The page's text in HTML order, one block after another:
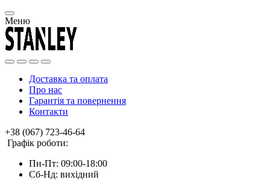
Меню
Доставка та оплата
Про нас
Гарантія та повернення
Контакти
+38 (067) 723-46-64
Графік роботи:
Пн-Пт: 09:00-18:00
Сб-Нд: вихідний